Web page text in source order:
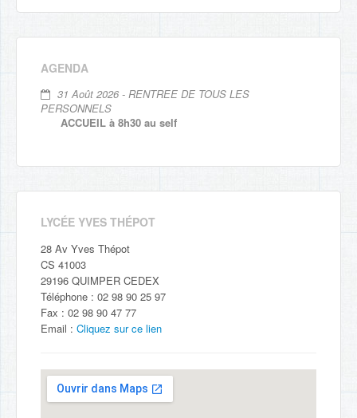
AGENDA
31 Août 2026 - RENTREE DE TOUS LES
PERSONNELS
ACCUEIL à 8h30 au self
LYCÉE YVES THÉPOT
28 Av Yves Thépot
CS 41003
29196 QUIMPER CEDEX
Téléphone : 02 98 90 25 97
Fax : 02 98 90 47 77
Email : Cliquez sur ce lien